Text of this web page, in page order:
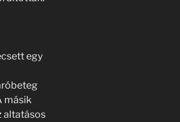
egy
másik
altatásos